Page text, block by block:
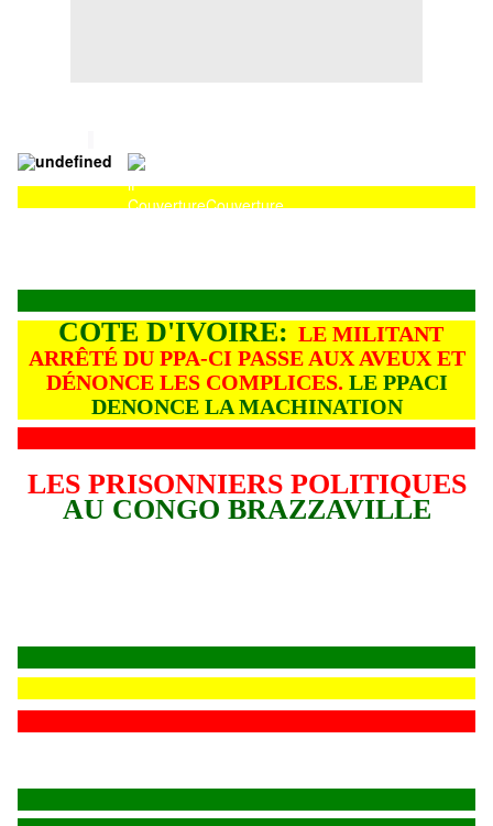
CouvertureCouverture
COTE D'IVOIRE: LE MILITANT
ARRÊTÉ DU PPA-CI PASSE AUX AVEUX ET
DÉNONCE LES COMPLICES. LE PPACI
DENONCE LA MACHINATION
LES PRISONNIERS POLITIQUES
AU CONGO BRAZZAVILLE